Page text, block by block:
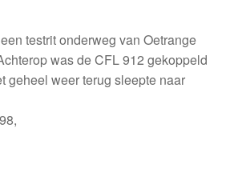
testrit onderweg van Oetrange
was de CFL 912 gekoppeld
geheel weer terug sleepte naar